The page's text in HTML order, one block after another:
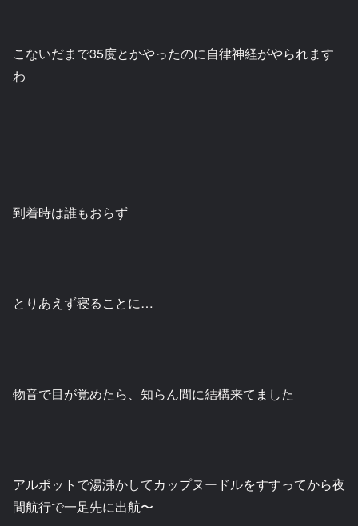
こないだまで35度とかやったのに自律神経がやられます
わ
到着時は誰もおらず
とりあえず寝ることに…
物音で目が覚めたら、知らん間に結構来てました
アルポットで湯沸かしてカップヌードルをすすってから夜
間航行で一足先に出航〜